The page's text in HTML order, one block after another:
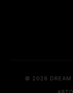
© 2026